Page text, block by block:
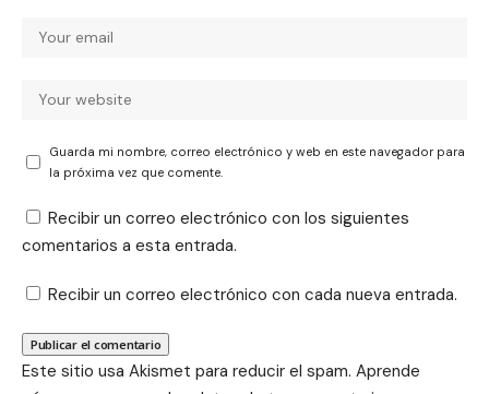
Guarda mi nombre, correo electrónico y web en este navegador para
la próxima vez que comente.
Recibir un correo electrónico con los siguientes
comentarios a esta entrada.
Recibir un correo electrónico con cada nueva entrada.
Este sitio usa Akismet para reducir el spam. Aprende